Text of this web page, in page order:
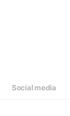
Social media